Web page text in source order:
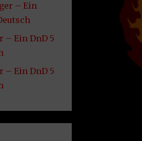
– Ein
– Ein DnD 5
– Ein DnD 5